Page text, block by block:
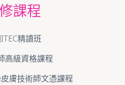
課程
精讀班
高級資格課程
膚技術師文憑課程